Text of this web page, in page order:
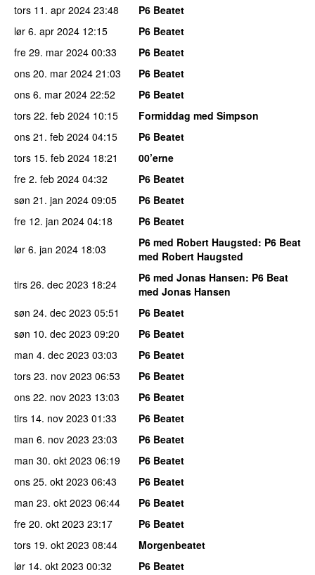
tors 11. apr 2024 23:48
P6 Beatet
lør 6. apr 2024 12:15
P6 Beatet
fre 29. mar 2024 00:33
P6 Beatet
ons 20. mar 2024 21:03
P6 Beatet
ons 6. mar 2024 22:52
P6 Beatet
tors 22. feb 2024 10:15
Formiddag med Simpson
ons 21. feb 2024 04:15
P6 Beatet
tors 15. feb 2024 18:21
00’erne
fre 2. feb 2024 04:32
P6 Beatet
søn 21. jan 2024 09:05
P6 Beatet
fre 12. jan 2024 04:18
P6 Beatet
lør 6. jan 2024 18:03 P6 med Robert Haugsted: P6 Beat
med Robert Haugsted
tirs 26. dec 2023 18:24 P6 med Jonas Hansen: P6 Beat
med Jonas Hansen
søn 24. dec 2023 05:51
P6 Beatet
søn 10. dec 2023 09:20
P6 Beatet
man 4. dec 2023 03:03
P6 Beatet
tors 23. nov 2023 06:53
P6 Beatet
ons 22. nov 2023 13:03
P6 Beatet
tirs 14. nov 2023 01:33
P6 Beatet
man 6. nov 2023 23:03
P6 Beatet
man 30. okt 2023 06:19
P6 Beatet
ons 25. okt 2023 06:43
P6 Beatet
man 23. okt 2023 06:44
P6 Beatet
fre 20. okt 2023 23:17
P6 Beatet
tors 19. okt 2023 08:44
Morgenbeatet
lør 14. okt 2023 00:32
P6 Beatet